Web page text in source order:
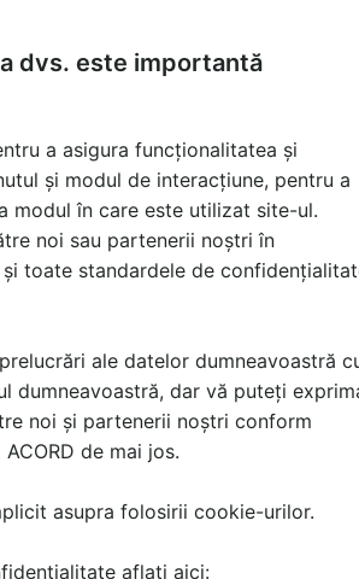
dvs. este importantă
a asigura funcționalitatea și
și modul de interacțiune, pentru a
modul în care este utilizat site-ul.
noi sau partenerii noștri în
toate standardele de
ale datelor dumneavoastră
dumneavoastră, dar vă puteți
noi și partenerii noștri conform
de mai jos.
asupra folosirii cookie-urilor.
aflați aici: